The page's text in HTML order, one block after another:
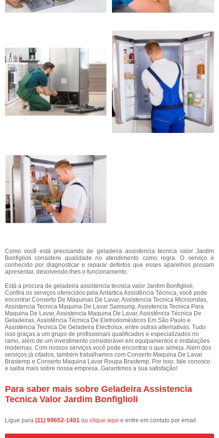
Como você está precisando de geladeira assistencia tecnica valor Jardim
Bonfiglioli considere qualidade no atendimento como regra. O serviço é
conhecido por diagnosticar e reparar defeitos que esses aparelhos possam
apresentar, devolvendo-lhes o funcionamento.
Está a procura de geladeira assistencia tecnica valor Jardim Bonfiglioli,
Confira os serviços oferecidos pela Antártica Assistência Técnica, você pode
encontrar Conserto De Máquinas De Lavar, Assistencia Tecnica Microondas,
Assistencia Tecnica Maquina De Lavar Samsung, Assistencia Tecnica Para
Maquina De Lavar, Assistencia Maquina De Lavar, Assistência Técnica De
Geladeiras, Assistência Técnica De Eletrodomésticos Em São Paulo e
Assistencia Tecnica De Geladeira Electrolux, entre outras alternativas. Tudo
isso graças a um grupo de profissionais qualificados e especializados no
ramo, além de um investimento considerável em equipamentos e instalações
modernas. Com nossos serviços você pode encontrar o que almeja. Além dos
serviços já citados, também trabalhamos com Conserto Maquina De Lavar
Brastemp e Conserto Maquina Lavar Roupa Brastemp. Por isso, fale conosco
e saiba mais sobre nossa empresa. Garantimos a sua satisfação!
Para saber mais sobre Geladeira Assistencia
Tecnica Valor Jardim Bonfiglioli
Ligue para (11) 99652-1401 ou clique aqui e entre em contato por email.